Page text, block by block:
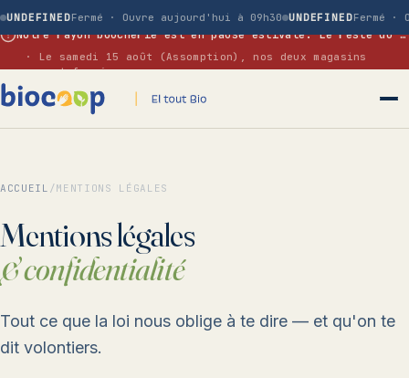
UNDEFINEDFermé · Ouvre aujourd'hui à 09h30 UNDEFINEDFermé ·
Notre rayon boucherie est en pause estivale. Le reste du magasin reste ouvert normalement.
· Le samedi 15 août (Assomption), nos deux magasins
seront fermés.
ACCUEIL /MENTIONS LÉGALES
Mentions légales
& confidentialité
Tout ce que la loi nous oblige à te dire — et qu'on te
dit volontiers.